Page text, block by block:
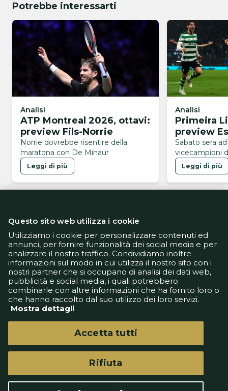
Potrebbe interessarti
Analisi
ATP Montreal 2026, ottavi:
preview Fils-Norrie
Norrie dovrebbe risentire della
maratona con De Minaur
Leggi di più
Analisi
Primeira
preview
Sabato sera
vicecampioni
Leggi di più
Informativa Privacy
Informativa Cookie
Tech App
Gestione preferenze
support@goldbetlive.it
GoldBetlive è un sito di GBO Italy Spa
Questo sito non rappresenta una testata
Questo sito web utilizza i cookie
Utilizziamo i cookie per personalizzare contenuti ed
annunci, per fornire funzionalità dei social media e per
analizzare il nostro traffico. Condividiamo inoltre
informazioni sul modo in cui utilizza il nostro sito con i
nostri partner che si occupano di analisi dei dati web,
pubblicità e social media, i quali potrebbero
combinarle con altre informazioni che ha fornito loro o
che hanno raccolto dal suo utilizzo dei loro servizi.
Mostra dettagli
Rifiuta
Accetta tutti